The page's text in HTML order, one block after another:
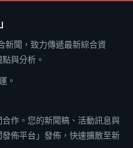
新聞，致力傳遞最新綜合資
與分析。
。
作。您的新聞稿、活動訊息與
佈平台」發佈，快速擴散至新